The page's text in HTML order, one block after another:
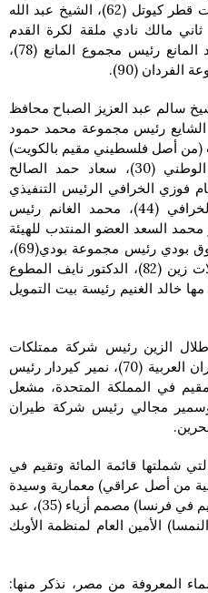
الرئيس التنفيذي لمجموعة اتصالات قطر كيوتل (62)، الشيخ عبد الله
مالك نادي ملقة لكرة القدم
بالدوري الإسباني (69)، عمر حمد المانع رئيس مجموع المانع (78)،
(90).
سالم عبد العزيز الصباح محافظ
(21)، محمد الشايع رئيس مجموعة محمد حمود
دبدوب (من أصل فلسطيني مقيم بالكويت)
الرئيس التنفيذي للبنك الكويت الوطني (30)، سعاد حمد الصالح
أعمال (39)، حسام فوزي الخرافي الرئيس التنفيذي
لمجموعة محمد عبد المحسن الخرافي (44)، محمد الغانم رئيس
الغانم (53)، بدر محمد السعد العضو المنتدب للهيئة
العامة للاستثمار (61)، مروان مرزوق بودي رئيس مجموعة بودي(69)،
نبيل بن سلامة رئيس شركة اتصالات زين (82)، الدكتور نايف المطوع
سلسلة كتب 99 بطلا، مها خالد الغنيم رئيسة بيت التمويل
الزين رئيس شركة ممتلكات
(42)، عادل علي رئيس شركة طيران العربية (70)، نمير كيردار رئيس
(76) بحريني مقيم في المملكة المتحدة، مشعل
مجموعة كانو (87)، وسمير مجالي رئيس شركة طيران
شملتها قائمة المائة وتقيم في
من أصل عراقي) معمارية وسيدة
أعمال (33)، إيلي صعب (لبناني يقيم في فرنسا) مصمم أزياء (35)، عبد
الأمين العام لمنظمة الأوبك
المعروفة من مصر، نذكر منها: